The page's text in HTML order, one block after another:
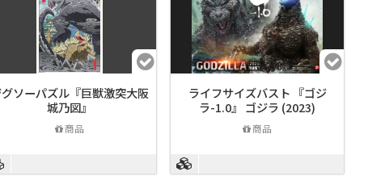
ソーパズル『巨獣激突大阪
城乃図』
商品
ライフサイズバスト 『ゴジ
ラ-1.0』 ゴジラ (2023)
商品